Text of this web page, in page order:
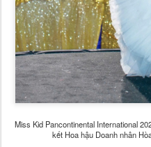
Miss Kid Pancontinental International
kết Hoa hậu Doanh nhân